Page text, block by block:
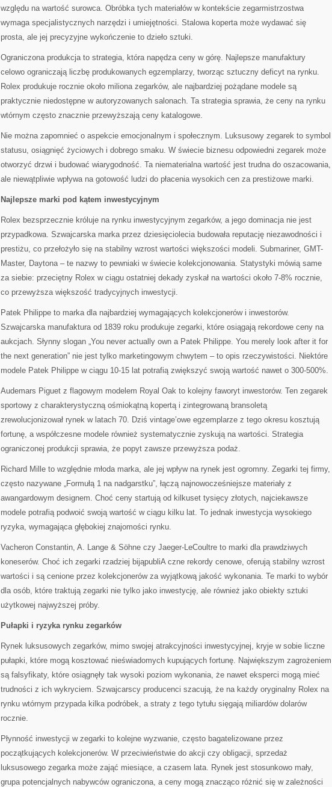
względu na wartość surowca. Obróbka tych materiałów w kontekście zegarmistrzostwa
wymaga specjalistycznych narzędzi i umiejętności. Stalowa koperta może wydawać się
prosta, ale jej precyzyjne wykończenie to dzieło sztuki.
Ograniczona produkcja to strategia, która napędza ceny w górę. Najlepsze manufaktury
celowo ograniczają liczbę produkowanych egzemplarzy, tworząc sztuczny deficyt na rynku.
Rolex produkuje rocznie około miliona zegarków, ale najbardziej pożądane modele są
praktycznie niedostępne w autoryzowanych salonach. Ta strategia sprawia, że ceny na rynku
wtórnym często znacznie przewyższają ceny katalogowe.
Nie można zapomnieć o aspekcie emocjonalnym i społecznym. Luksusowy zegarek to symbol
statusu, osiągnięć życiowych i dobrego smaku. W świecie biznesu odpowiedni zegarek może
otworzyć drzwi i budować wiarygodność. Ta niematerialna wartość jest trudna do oszacowania,
ale niewątpliwie wpływa na gotowość ludzi do płacenia wysokich cen za prestiżowe marki.
Najlepsze marki pod kątem inwestycyjnym
Rolex bezsprzecznie króluje na rynku inwestycyjnym zegarków, a jego dominacja nie jest
przypadkowa. Szwajcarska marka przez dziesięciolecia budowała reputację niezawodności i
prestiżu, co przełożyło się na stabilny wzrost wartości większości modeli. Submariner, GMT-
Master, Daytona – te nazwy to pewniaki w świecie kolekcjonowania. Statystyki mówią same
za siebie: przeciętny Rolex w ciągu ostatniej dekady zyskał na wartości około 7-8% rocznie,
co przewyższa większość tradycyjnych inwestycji.
Patek Philippe to marka dla najbardziej wymagających kolekcjonerów i inwestorów.
Szwajcarska manufaktura od 1839 roku produkuje zegarki, które osiągają rekordowe ceny na
aukcjach. Słynny slogan „You never actually own a Patek Philippe. You merely look after it for
the next generation” nie jest tylko marketingowym chwytem – to opis rzeczywistości. Niektóre
modele Patek Philippe w ciągu 10-15 lat potrafią zwiększyć swoją wartość nawet o 300-500%.
Audemars Piguet z flagowym modelem Royal Oak to kolejny faworyt inwestorów. Ten zegarek
sportowy z charakterystyczną ośmiokątną kopertą i zintegrowaną bransoletą
zrewolucjonizował rynek w latach 70. Dziś vintage’owe egzemplarze z tego okresu kosztują
fortunę, a współczesne modele również systematycznie zyskują na wartości. Strategia
ograniczonej produkcji sprawia, że popyt zawsze przewyższa podaż.
Richard Mille to względnie młoda marka, ale jej wpływ na rynek jest ogromny. Zegarki tej firmy,
często nazywane „Formułą 1 na nadgarstku”, łączą najnowocześniejsze materiały z
awangardowym designem. Choć ceny startują od kilkuset tysięcy złotych, najciekawsze
modele potrafią podwoić swoją wartość w ciągu kilku lat. To jednak inwestycja wysokiego
ryzyka, wymagająca głębokiej znajomości rynku.
Vacheron Constantin, A. Lange & Söhne czy Jaeger-LeCoultre to marki dla prawdziwych
koneserów. Choć ich zegarki rzadziej bijąpubliA czne rekordy cenowe, oferują stabilny wzrost
wartości i są cenione przez kolekcjonerów za wyjątkową jakość wykonania. Te marki to wybór
dla osób, które traktują zegarki nie tylko jako inwestycję, ale również jako obiekty sztuki
użytkowej najwyższej próby.
Pułapki i ryzyka rynku zegarków
Rynek luksusowych zegarków, mimo swojej atrakcyjności inwestycyjnej, kryje w sobie liczne
pułapki, które mogą kosztować nieświadomych kupujących fortunę. Największym zagrożeniem
są falsyfikaty, które osiągnęły tak wysoki poziom wykonania, że nawet eksperci mogą mieć
trudności z ich wykryciem. Szwajcarscy producenci szacują, że na każdy oryginalny Rolex na
rynku wtórnym przypada kilka podróbek, a straty z tego tytułu sięgają miliardów dolarów
rocznie.
Płynność inwestycji w zegarki to kolejne wyzwanie, często bagatelizowane przez
początkujących kolekcjonerów. W przeciwieństwie do akcji czy obligacji, sprzedaż
luksusowego zegarka może zająć miesiące, a czasem lata. Rynek jest stosunkowo mały,
grupa potencjalnych nabywców ograniczona, a ceny mogą znacząco różnić się w zależności